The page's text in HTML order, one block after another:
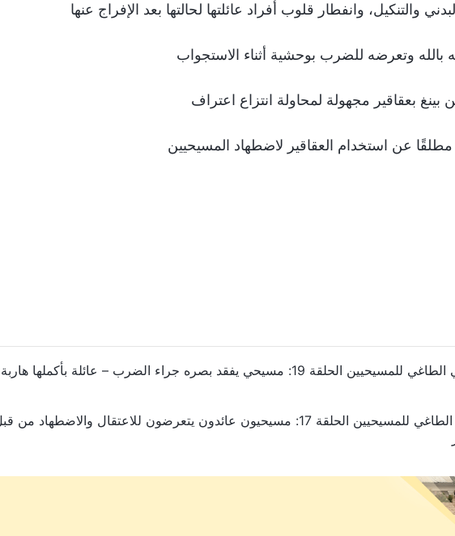
حقائق اضطهاد الحزب الشيوعي الصيني الطاغي للمسيحيين الحلقة 19: مسيحي يفقد بصره جراء الضرب – عائلة بأكملها هاربة
حقائق اضطهاد الحزب الشيوعي الصيني الطاغي للمسيحيين الحلقة 17: مسيحيون عائدون يتعرضون للاعتقال والاضطهاد من